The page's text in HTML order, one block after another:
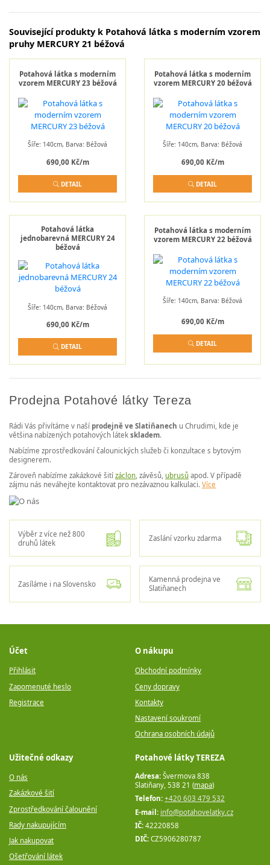
Související produkty k Potahová látka s moderním vzorem
pruhy MERCURY 21 béžová
Potahová látka s moderním
vzorem MERCURY 23 béžová
Šíře: 140cm, Barva: Béžová
690,00 Kč/m
DETAIL
Potahová látka s moderním
vzorem MERCURY 20 béžová
Šíře: 140cm, Barva: Béžová
690,00 Kč/m
DETAIL
Potahová látka
jednobarevná MERCURY 24
béžová
Šíře: 140cm, Barva: Béžová
690,00 Kč/m
DETAIL
Potahová látka s moderním
vzorem MERCURY 22 béžová
Šíře: 140cm, Barva: Béžová
690,00 Kč/m
DETAIL
Prodejna Potahové látky Tereza
Rádi Vás přivítáme v naší prodejně ve Slatiňanech u Chrudimi, kde je
většina nabízených potahových látek skladem.
Nabízíme zprostředkování čalounických služeb či konzultace s bytovým
designerem.
Zároveň nabízíme zakázkové šití záclon , závěsů, ubrusů apod. V případě
zájmu nás neváhejte kontaktovat pro nezávaznou kalkulaci. Více
Výběr z více než 800
druhů látek
Zaslání vzorku zdarma
Zasíláme i na Slovensko
Kamenná prodejna ve
Slatiňanech
Potahové látky TEREZA
Adresa: Švermova 838
Slatiňany, 538 21 (mapa)
Telefon: +420 603 479 532
E-mail: info@potahovelatky.cz
IČ: 42220858
DIČ: CZ5906280787
Účet
Přihlásit
Zapomenuté heslo
Registrace
O nákupu
Obchodní podmínky
Ceny dopravy
Kontakty
Nastavení soukromí
Ochrana osobních údajů
Užitečné odkazy
O nás
Zakázkové šití
Zprostředkování čalounění
Rady nakupujícím
Jak nakupovat
Ošetřování látek